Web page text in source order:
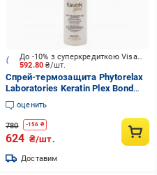
592.80₴/шт.
До -10% з суперкредиткою Visa Вигода
Спрей-термозащита Phytorelax
Laboratories Keratin Plex Bond
Restore с гидролизированным
кератином 180 мл
оценить
780 -156 ₴
624 ₴/шт.
Доставим